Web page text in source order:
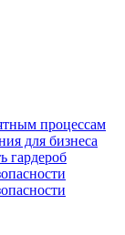
процессам
для бизнеса
гардероб